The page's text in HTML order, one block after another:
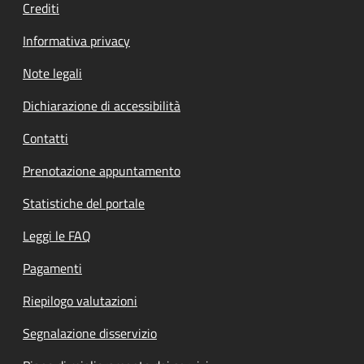
Crediti
Informativa privacy
Note legali
Dichiarazione di accessibilità
Contatti
Prenotazione appuntamento
Statistiche del portale
Leggi le FAQ
Pagamenti
Riepilogo valutazioni
Segnalazione disservizio